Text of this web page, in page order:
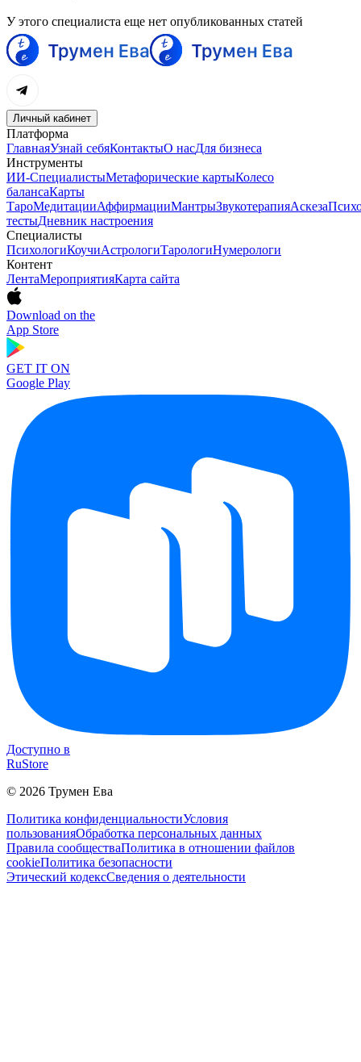
У этого специалиста еще нет опубликованных статей
Личный кабинет
Платформа
ГлавнаяУзнай себяКонтактыО насДля бизнеса
Инструменты
ИИ-СпециалистыМетафорические картыКолесо
балансаКарты
ТароМедитацииАффирмацииМантрыЗвукотерапияАскеза
тестыДневник настроения
Специалисты
ПсихологиКоучиАстрологиТарологиНумерологи
Контент
ЛентаМероприятияКарта сайта
Download on the
App Store
GET IT ON
Google Play
Доступно в
RuStore
© 2026 Трумен Ева
Политика конфиденциальностиУсловия
пользованияОбработка персональных данных
Правила сообществаПолитика в отношении файлов
cookieПолитика безопасности
Этический кодексСведения о деятельности